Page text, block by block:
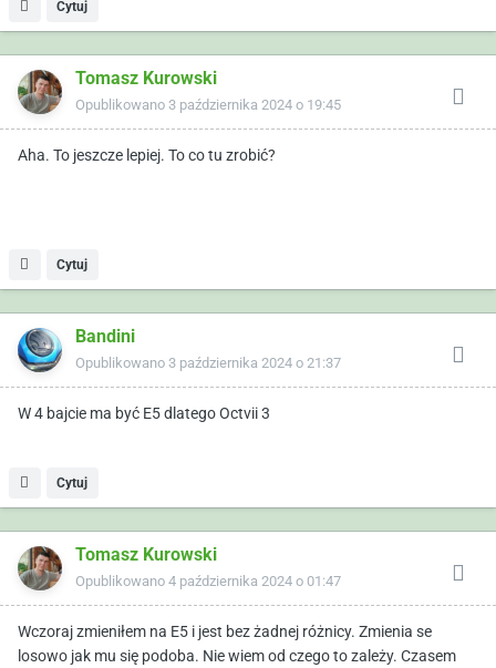
Cytuj
Tomasz Kurowski
Opublikowano 3 października 2024 o 19:45
Aha. To jeszcze lepiej. To co tu zrobić?
Cytuj
Bandini
Opublikowano 3 października 2024 o 21:37
W 4 bajcie ma być E5 dlatego Octvii 3
Cytuj
Tomasz Kurowski
Opublikowano 4 października 2024 o 01:47
Wczoraj zmieniłem na E5 i jest bez żadnej różnicy. Zmienia se
losowo jak mu się podoba. Nie wiem od czego to zależy. Czasem